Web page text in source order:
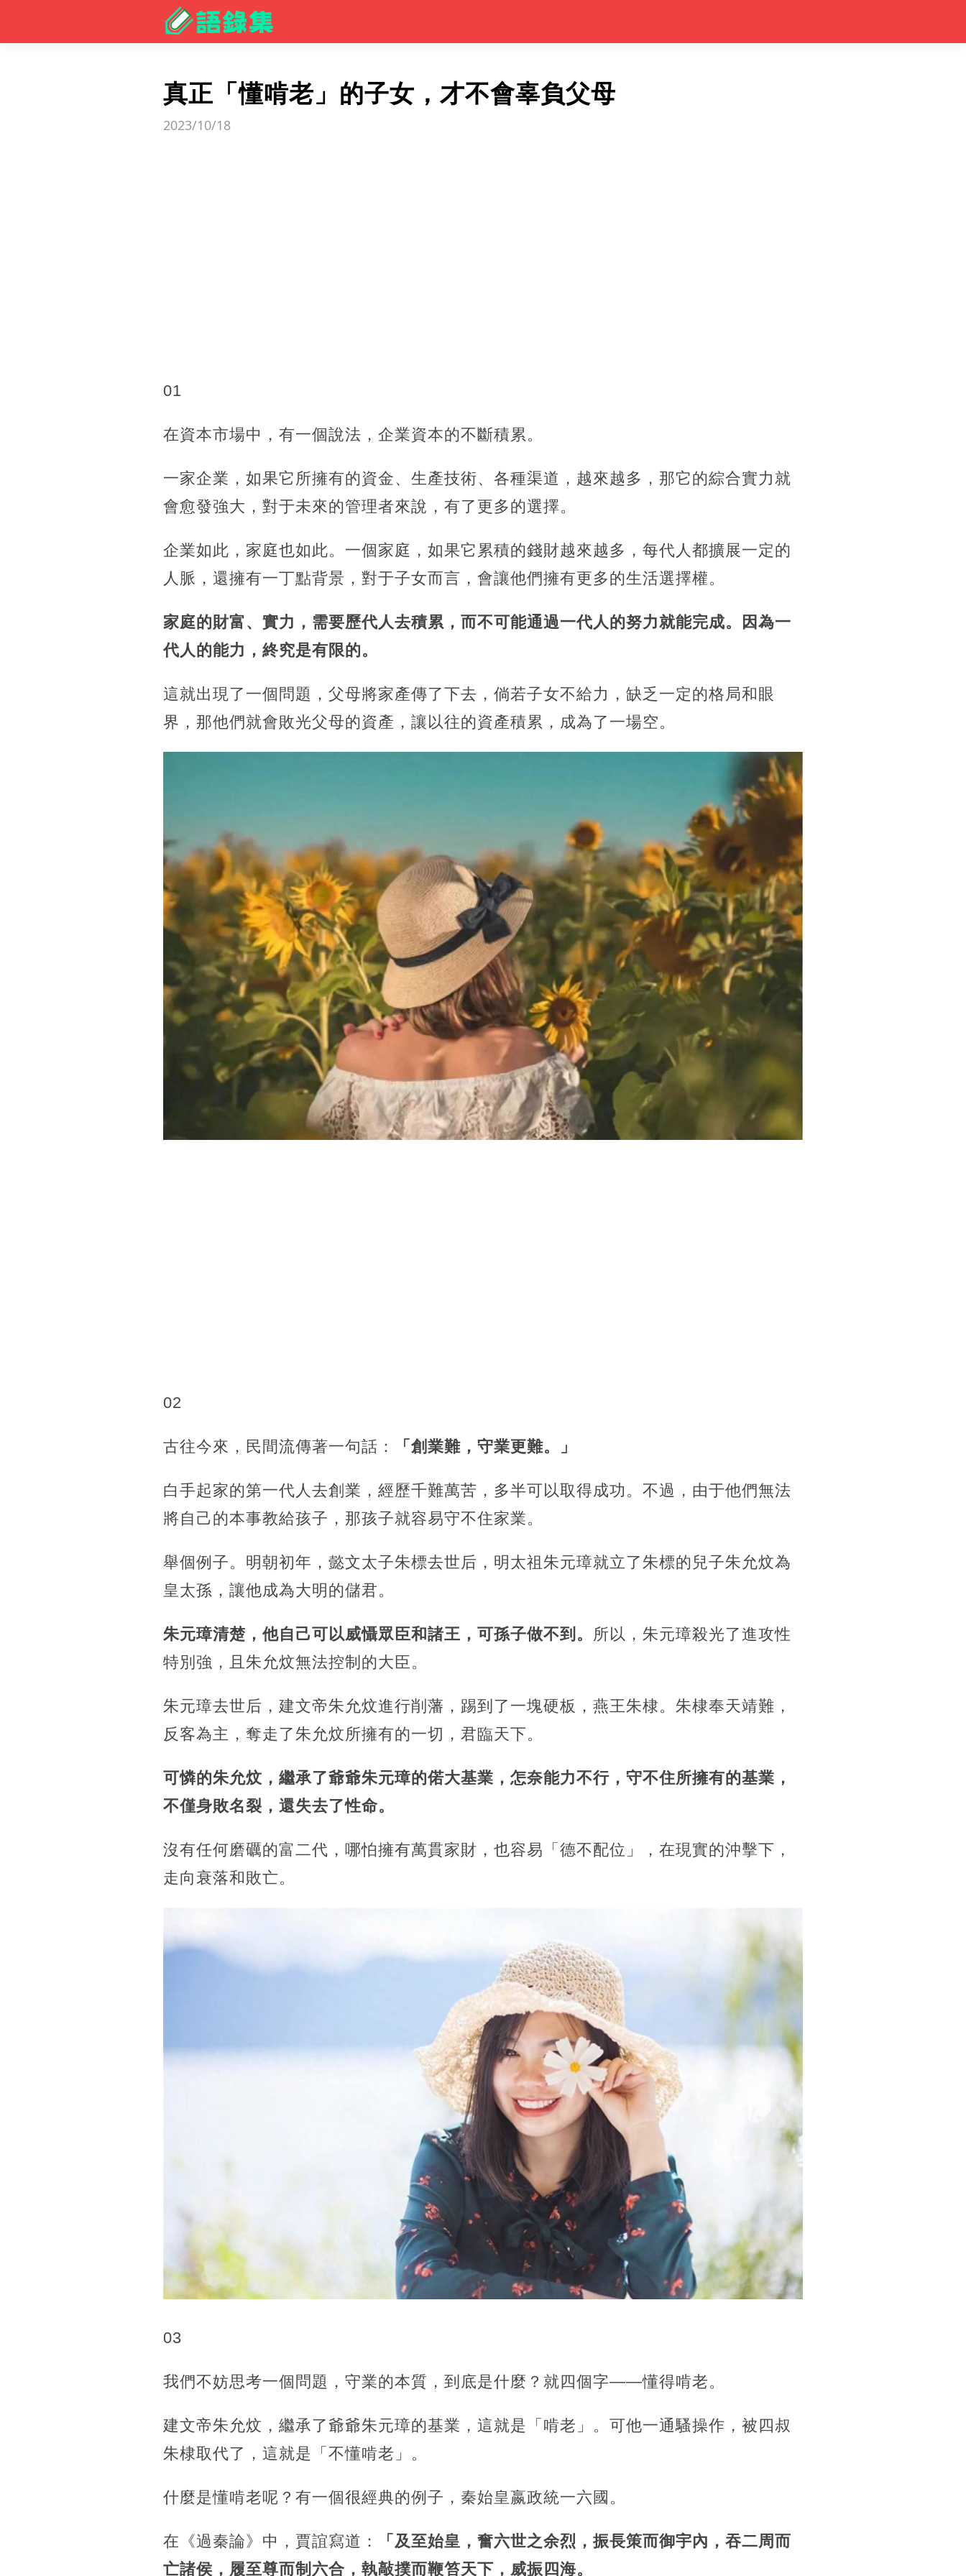
真正「懂啃老」的子女，才不會辜負父母
2023/10/18
01
在資本市場中，有一個說法，企業資本的不斷積累。
一家企業，如果它所擁有的資金、生產技術、各種渠道，越來越多，那它的綜合實力就
會愈發強大，對于未來的管理者來說， 有了更多的選擇。
企業如此，家庭也如此。一個家庭，如果它累積的錢財越來越多，每代人都擴展一定的
人脈，還擁有一丁點背景，對于子女而言，會讓他們擁有更多的生活選擇權。
家庭的財富、實力，需要歷代人去積累，而不可能通過一代人的努力就能完成。因為一
代人的能力，終究是有限的。
這就出現了一個問題，父母將家產傳了下去，倘若子女不給力，缺乏一定的格局和眼
界，那他們就會敗光父母的資產，讓以往的資產積累，成為了一場空。
02
古往今來，民間流傳著一句話： 「創業難，守業更難。」
白手起家的第一代人去創業，經歷千難萬苦，多半可以取得成功。不過，由于他們無法
將自己的本事教給孩子，那孩子就容易守不住家業。
舉個例子。明朝初年，懿文太子朱標去世后，明太祖朱元璋就立了朱標的兒子朱允炆為
皇太孫，讓他成為大明的儲君。
朱元璋清楚，他自己可以威懾眾臣和諸王，可孫子做不到。 所以，朱元璋殺光了進攻性
特別強，且朱允炆無法控制的大臣。
朱元璋去世后，建文帝朱允炆進行削藩，踢到了一塊硬板，燕王朱棣。朱棣奉天靖難，
反客為主，奪走了朱允炆所擁有的一切，君臨天下。
可憐的朱允炆，繼承了爺爺朱元璋的偌大基業，怎奈能力不行，守不住所擁有的基業，
不僅身敗名裂，還失去了性命。
沒有任何磨礪的富二代，哪怕擁有萬貫家財，也容易「德不配位」，在現實的沖擊下，
走向衰落和敗亡。
03
我們不妨思考一個問題，守業的本質，到底是什麼？就四個字——懂得啃老。
建文帝朱允炆，繼承了爺爺朱元璋的基業，這就是「啃老」。可他一通騷操作，被四叔
朱棣取代了，這就是「不懂啃老」。
什麼是懂啃老呢？有一個很經典的例子，秦始皇嬴政統一六國。
在《過秦論》中，賈誼寫道：
「及至始皇，奮六世之余烈，振長策而御宇內，吞二周而
亡諸侯，履至尊而制六合，執敲撲而鞭笞天下，威振四海。